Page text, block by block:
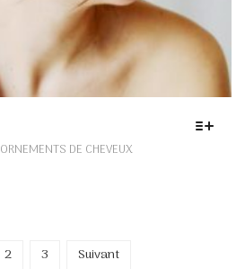
ORNEMENTS DE CHEVEUX
2 3 Suivant